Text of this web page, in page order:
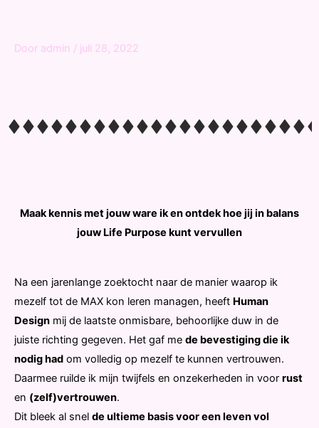
Door admin / juli 28, 2022
Maak kennis met jouw ware ik en ontdek hoe jij in balans
jouw Life Purpose kunt vervullen
Na een jarenlange zoektocht naar de manier waarop ik
mezelf tot de MAX kon leren managen, heeft Human
Design mij de laatste onmisbare, behoorlijke duw in de
juiste richting gegeven. Het gaf me de bevestiging die ik
nodig had om volledig op mezelf te kunnen vertrouwen.
Daarmee ruilde ik mijn twijfels en onzekerheden in voor rust
en (zelf)vertrouwen.
Dit bleek al snel de ultieme basis voor een leven vol